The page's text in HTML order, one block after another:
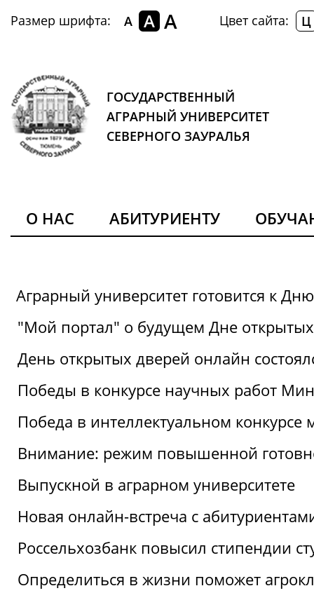
Размер шрифта: A A A Цвет сайта: Ц
ГОСУДАРСТВЕННЫЙ
АГРАРНЫЙ УНИВЕРСИТЕТ
СЕВЕРНОГО ЗАУРАЛЬЯ
О НАС АБИТУРИЕНТУ
Аграрный университет готовится к
"Мой портал" о будущем Дне
День открытых дверей онлайн
Победы в конкурсе научных работ
Победа в интеллектуальном конкурсе
Внимание: режим повышенной
Выпускной в аграрном университете
Новая онлайн-встреча с
Россельхозбанк повысил стипендии
Определиться в жизни поможет